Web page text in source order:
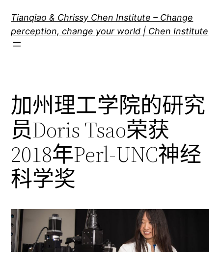
Tianqiao & Chrissy Chen Institute – Change
perception, change your world | Chen Institute
加州理工学院的研究
员Doris Tsao荣获
2018年Perl-UNC神经
科学奖